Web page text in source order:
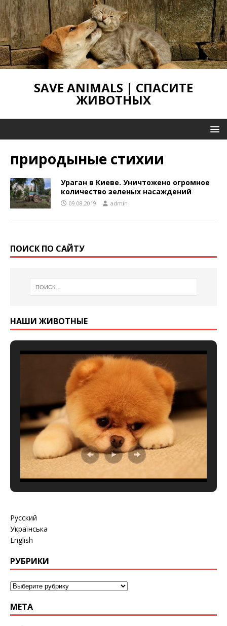
SAVE ANIMALS | СПАСИТЕ
ЖИВОТНЫХ
природыные стихии
Ураган в Киеве. Уничтожено огромное
количество зеленых насаждений
09.08.2019 admin
ПОИСК ПО САЙТУ
НАШИ ЖИВОТНЫЕ
Русский
Українська
English
РУБРИКИ
МЕТА